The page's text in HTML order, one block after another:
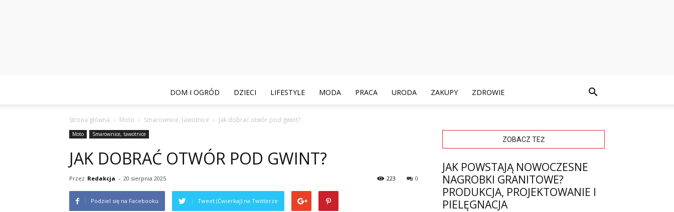
DOM I OGRÓD DZIECI LIFESTYLE MODA PRACA URODA ZAKUPY ZDROWIE
Strona główna Moto Smarownice, tawotnice Jak dobrać otwór pod gwint?
Moto Smarownice, tawotnice
JAK DOBRAĆ OTWÓR POD GWINT?
Przez Redakcja - 20 sierpnia 2025 0
223
Podziel się na Facebooku Tweet (Ćwierkaj) na Twitterze
ZOBACZ TEŻ
JAK POWSTAJĄ NOWOCZESNE
NAGROBKI GRANITOWE?
PRODUKCJA, PROJEKTOWANIE I
PIELĘGNACJA